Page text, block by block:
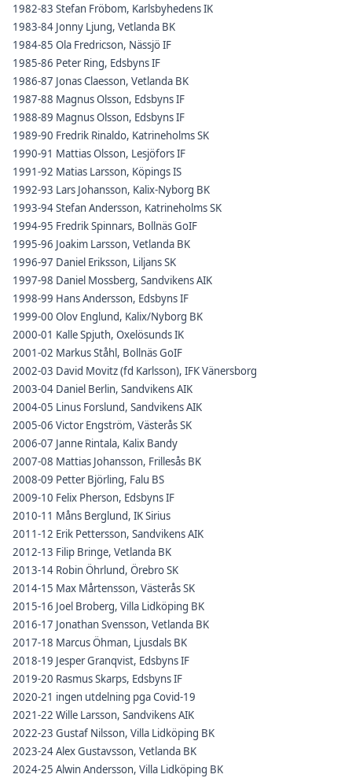
1982-83 Stefan Fröbom, Karlsbyhedens IK
1983-84 Jonny Ljung, Vetlanda BK
1984-85 Ola Fredricson, Nässjö IF
1985-86 Peter Ring, Edsbyns IF
1986-87 Jonas Claesson, Vetlanda BK
1987-88 Magnus Olsson, Edsbyns IF
1988-89 Magnus Olsson, Edsbyns IF
1989-90 Fredrik Rinaldo, Katrineholms SK
1990-91 Mattias Olsson, Lesjöfors IF
1991-92 Matias Larsson, Köpings IS
1992-93 Lars Johansson, Kalix-Nyborg BK
1993-94 Stefan Andersson, Katrineholms SK
1994-95 Fredrik Spinnars, Bollnäs GoIF
1995-96 Joakim Larsson, Vetlanda BK
1996-97 Daniel Eriksson, Liljans SK
1997-98 Daniel Mossberg, Sandvikens AIK
1998-99 Hans Andersson, Edsbyns IF
1999-00 Olov Englund, Kalix/Nyborg BK
2000-01 Kalle Spjuth, Oxelösunds IK
2001-02 Markus Ståhl, Bollnäs GoIF
2002-03 David Movitz (fd Karlsson), IFK Vänersborg
2003-04 Daniel Berlin, Sandvikens AIK
2004-05 Linus Forslund, Sandvikens AIK
2005-06 Victor Engström, Västerås SK
2006-07 Janne Rintala, Kalix Bandy
2007-08 Mattias Johansson, Frillesås BK
2008-09 Petter Björling, Falu BS
2009-10 Felix Pherson, Edsbyns IF
2010-11 Måns Berglund, IK Sirius
2011-12 Erik Pettersson, Sandvikens AIK
2012-13 Filip Bringe, Vetlanda BK
2013-14 Robin Öhrlund, Örebro SK
2014-15 Max Mårtensson, Västerås SK
2015-16 Joel Broberg, Villa Lidköping BK
2016-17 Jonathan Svensson, Vetlanda BK
2017-18 Marcus Öhman, Ljusdals BK
2018-19 Jesper Granqvist, Edsbyns IF
2019-20 Rasmus Skarps, Edsbyns IF
2020-21 ingen utdelning pga Covid-19
2021-22 Wille Larsson, Sandvikens AIK
2022-23 Gustaf Nilsson, Villa Lidköping BK
2023-24 Alex Gustavsson, Vetlanda BK
2024-25 Alwin Andersson, Villa Lidköping BK